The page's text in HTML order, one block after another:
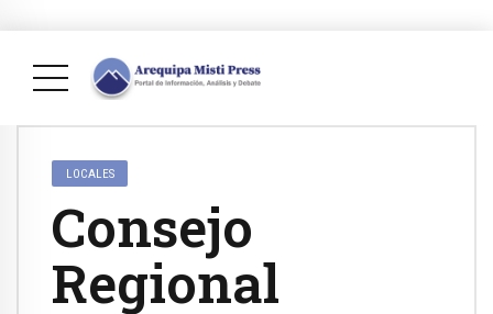
LOCALES
Consejo
Regional